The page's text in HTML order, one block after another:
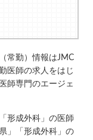
常勤）情報はJMC
医師の求人をはじ
師専門のエージェ
形成外科」の医師
」「形成外科」の